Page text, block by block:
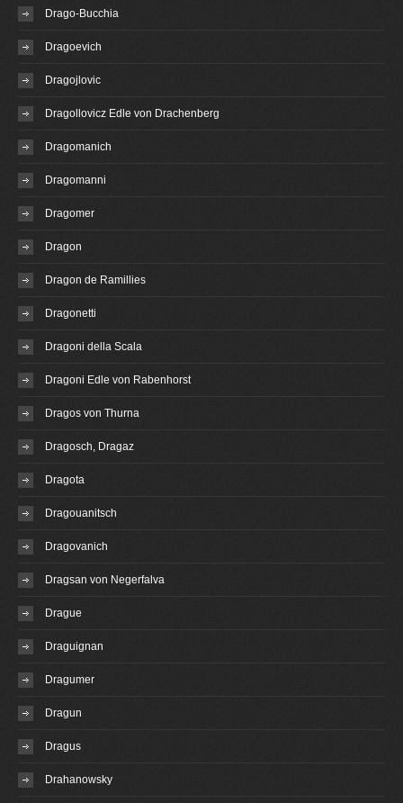
Drago-Bucchia
Dragoevich
Dragojlovic
Dragollovicz Edle von Drachenberg
Dragomanich
Dragomanni
Dragomer
Dragon
Dragon de Ramillies
Dragonetti
Dragoni della Scala
Dragoni Edle von Rabenhorst
Dragos von Thurna
Dragosch, Dragaz
Dragota
Dragouanitsch
Dragovanich
Dragsan von Negerfalva
Drague
Draguignan
Dragumer
Dragun
Dragus
Drahanowsky